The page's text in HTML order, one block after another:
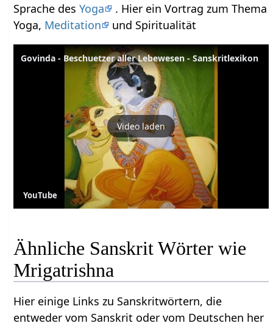
Sprache desYoga
. Hier ein Vortrag zum Thema
Yoga, Meditation und Spiritualität
Govinda - Beschuetzer aller Lebewesen - Sanskritlexikon
Video laden
YouTube
Ähnliche Sanskrit Wörter wie
Mrigatrishna
Hier einige Links zu Sanskritwörtern, die
entweder vom Sanskrit oder vom Deutschen her